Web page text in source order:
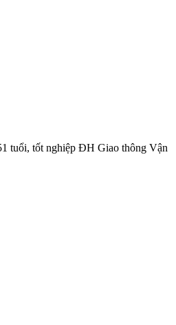
tuổi, tốt nghiệp ĐH Giao thông Vận